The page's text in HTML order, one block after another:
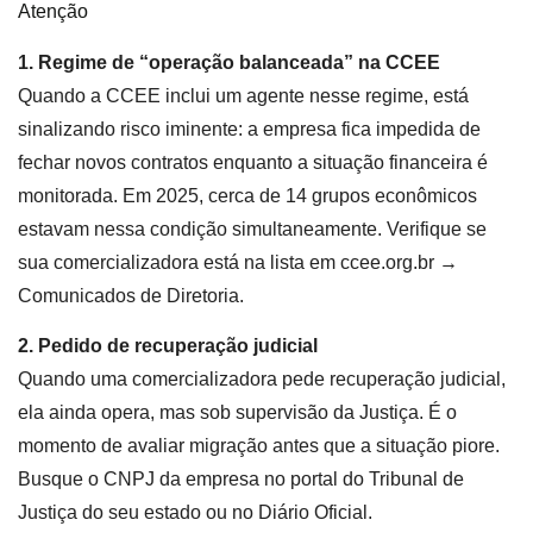
Atenção
1. Regime de “operação balanceada” na CCEE
Quando a CCEE inclui um agente nesse regime, está
sinalizando risco iminente: a empresa fica impedida de
fechar novos contratos enquanto a situação financeira é
monitorada. Em 2025, cerca de 14 grupos econômicos
estavam nessa condição simultaneamente. Verifique se
sua comercializadora está na lista em ccee.org.br →
Comunicados de Diretoria.
2. Pedido de recuperação judicial
Quando uma comercializadora pede recuperação judicial,
ela ainda opera, mas sob supervisão da Justiça. É o
momento de avaliar migração antes que a situação piore.
Busque o CNPJ da empresa no portal do Tribunal de
Justiça do seu estado ou no Diário Oficial.